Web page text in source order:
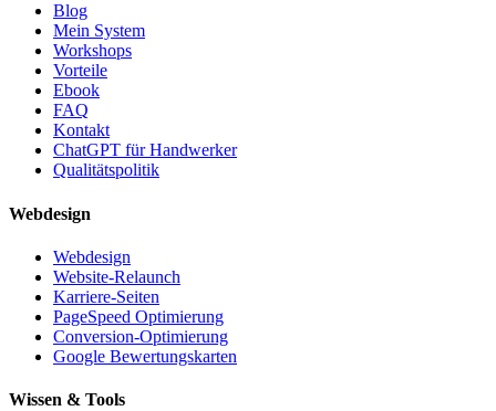
Blog
Mein System
Workshops
Vorteile
Ebook
FAQ
Kontakt
ChatGPT für Handwerker
Qualitätspolitik
Webdesign
Webdesign
Website-Relaunch
Karriere-Seiten
PageSpeed Optimierung
Conversion-Optimierung
Google Bewertungskarten
Wissen & Tools